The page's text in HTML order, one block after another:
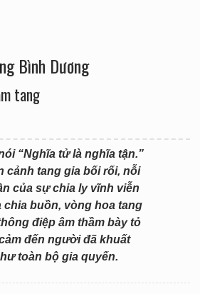
Bình Dương
tang
“Nghĩa tử là nghĩa tận.”
cảnh tang gia bối rối, nỗi
của sự chia ly vĩnh viễn
chia buồn, vòng hoa tang
điệp âm thầm bày tỏ
đến người đã khuất
toàn bộ gia quyến.